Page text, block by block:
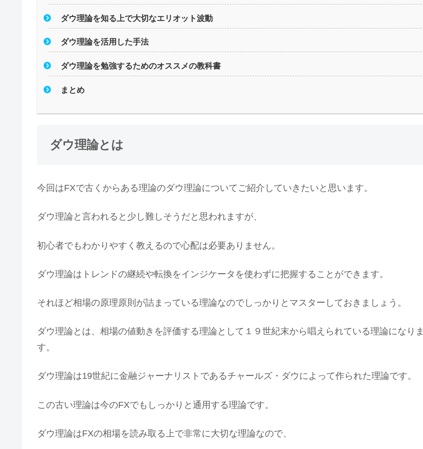
ダウ理論を知る上で大切なエリオット波動
ダウ理論を活用した手法
ダウ理論を勉強するためのオススメの教科書
まとめ
ダウ理論とは
今回はFXで古くからある理論のダウ理論についてご紹介していきたいと思います。
ダウ理論と言われると少し難しそうだと思われますが、
初心者でもわかりやすく教えるので心配は必要ありません。
ダウ理論はトレンドの継続や転換をインジケータを使わずに把握することができます。
それほど相場の原理原則が詰まっている理論なのでしっかりとマスターしておきましょう。
ダウ理論とは、相場の値動きを評価する理論として１９世紀末から唱えられている理論になりま
す。
ダウ理論は19世紀に金融ジャーナリストであるチャールズ・ダウによって作られた理論です。
この古い理論は今のFXでもしっかりと通用する理論です。
ダウ理論はFXの相場を読み取る上で非常に大切な理論なので、